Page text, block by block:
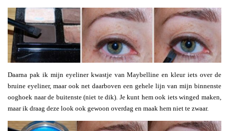
Daarna pak ik mijn eyeliner kwastje van Maybelline en kleur iets over de
bruine eyeliner, maar ook net daarboven een gehele lijn van mijn binnenste
ooghoek naar de buitenste (niet te dik). Je kunt hem ook iets winged maken,
maar ik draag deze look ook gewoon overdag en maak hem niet te zwaar.